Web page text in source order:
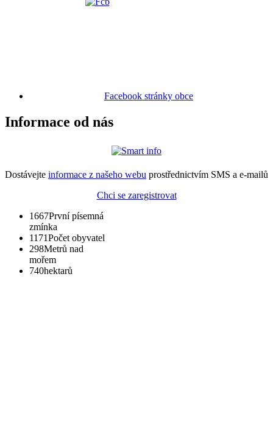
Facebook stránky obce
Informace od nás
Dostávejte informace z našeho webu prostřednictvím SMS a e-mailů
Chci se zaregistrovat
1667První písemná
zmínka
1171Počet obyvatel
298Metrů nad
mořem
740hektarů